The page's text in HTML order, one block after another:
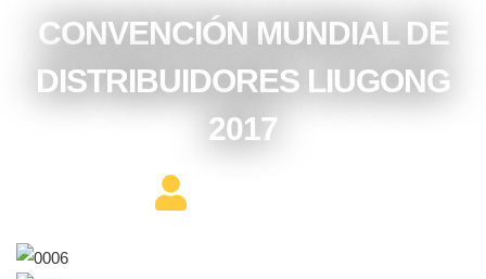
CONVENCIÓN MUNDIAL DE
DISTRIBUIDORES LIUGONG
2017